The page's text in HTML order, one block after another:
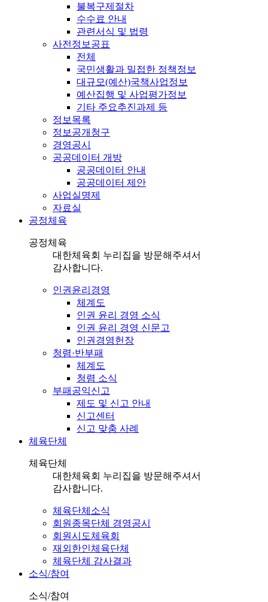
불복구제절차
수수료 안내
관련서식 및 법령
사전정보공표
전체
국민생활과 밀접한 정책정보
대규모(예산)국책사업정보
예산집행 및 사업평가정보
기타 주요추진과제 등
정보목록
정보공개청구
경영공시
공공데이터 개방
공공데이터 안내
공공데이터 제안
사업실명제
자료실
공정체육
공정체육
대한체육회 누리집을 방문해주셔서
감사합니다.
인권윤리경영
체계도
인권 윤리 경영 소식
인권 윤리 경영 신문고
인권경영헌장
청렴·반부패
체계도
청렴 소식
부패공익신고
제도 및 신고 안내
신고센터
신고 맞춤 사례
체육단체
체육단체
대한체육회 누리집을 방문해주셔서
감사합니다.
체육단체소식
회원종목단체 경영공시
회원시도체육회
재외한인체육단체
체육단체 감사결과
소식/참여
소식/참여